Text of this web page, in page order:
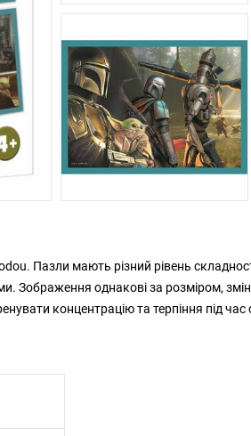
Пазли мають різний рівень
Зображення однакові за розміром,
концентрацію та терпіння під час